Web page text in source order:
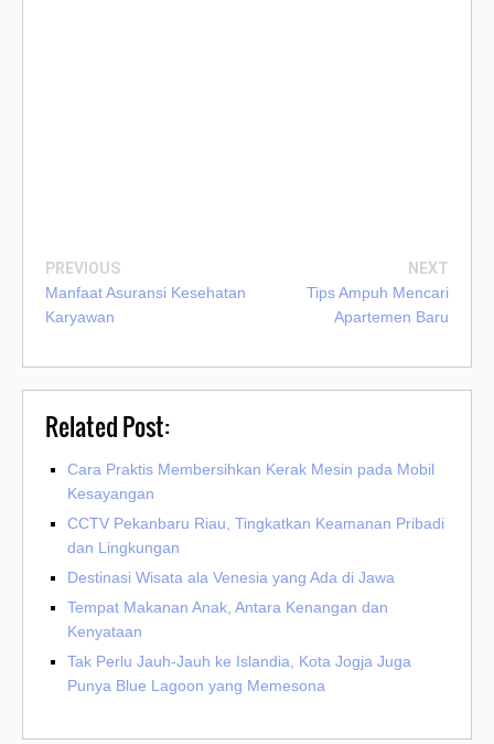
PREVIOUS
Manfaat Asuransi Kesehatan
Karyawan
NEXT
Tips Ampuh Mencari
Apartemen Baru
Related Post:
Cara Praktis Membersihkan Kerak Mesin pada Mobil
Kesayangan
CCTV Pekanbaru Riau, Tingkatkan Keamanan Pribadi
dan Lingkungan
Destinasi Wisata ala Venesia yang Ada di Jawa
Tempat Makanan Anak, Antara Kenangan dan
Kenyataan
Tak Perlu Jauh-Jauh ke Islandia, Kota Jogja Juga
Punya Blue Lagoon yang Memesona